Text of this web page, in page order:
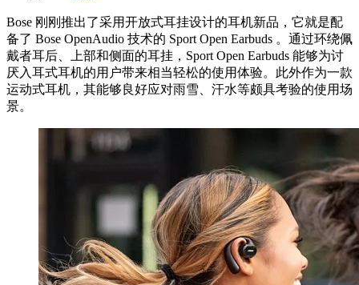
Bose 刚刚推出了采用开放式耳挂设计的耳机新品，它就是配
备了 Bose OpenAudio 技术的 Sport Open Earbuds 。通过环绕佩
戴者耳后、上部和侧面的耳挂，Sport Open Earbuds 能够为讨
厌入耳式耳机的用户带来相当轻松的使用体验。此外作为一款
运动式耳机，其能够良好应对雨雪、汗水等颇具考验的使用场
景。